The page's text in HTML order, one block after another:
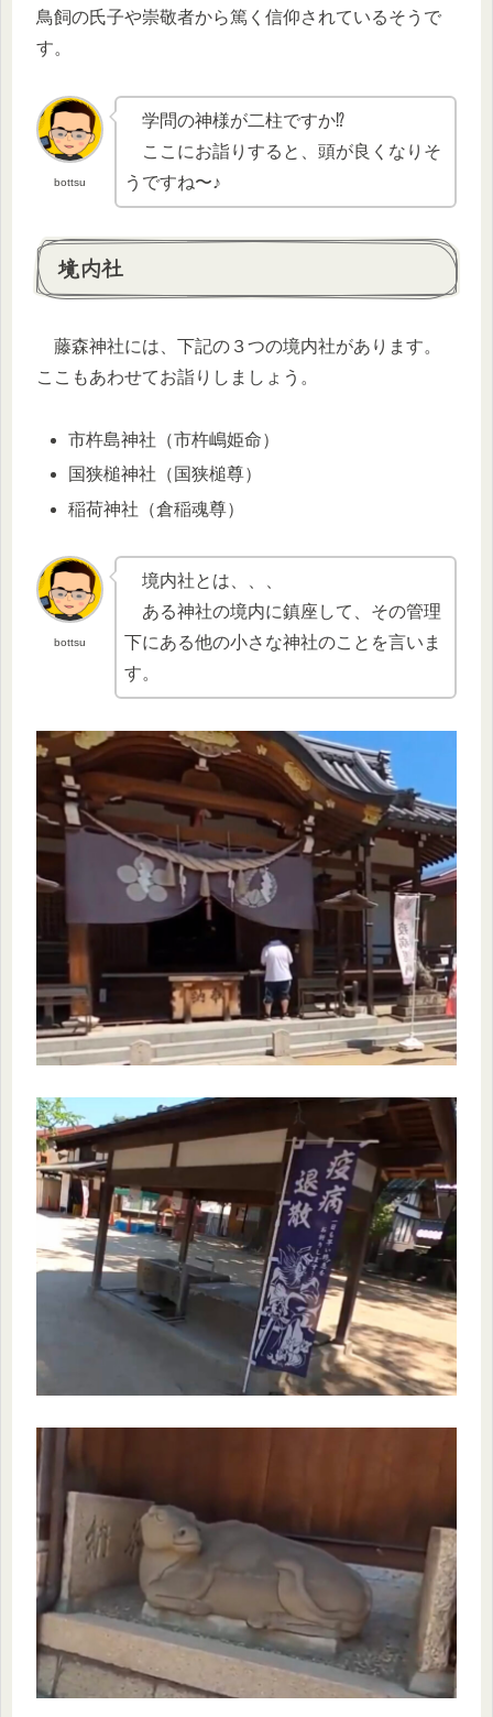
鳥飼の氏子や崇敬者から篤く信仰されているそうで
す。
bottsu
学問の神様が二柱ですか⁉︎
ここにお詣りすると、頭が良くなりそ
うですね〜♪
境内社
藤森神社には、下記の３つの境内社があります。
ここもあわせてお詣りしましょう。
市杵島神社（市杵嶋姫命）
国狭槌神社（国狭槌尊）
稲荷神社（倉稲魂尊）
bottsu
境内社とは、、、
ある神社の境内に鎮座して、その管理
下にある他の小さな神社のことを言いま
す。